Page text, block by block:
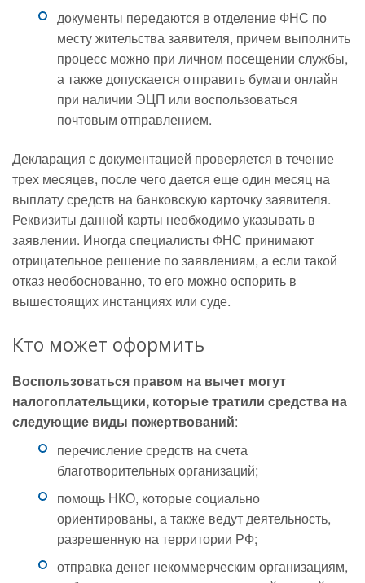
документы передаются в отделение ФНС по
месту жительства заявителя, причем выполнить
процесс можно при личном посещении службы,
а также допускается отправить бумаги онлайн
при наличии ЭЦП или воспользоваться
почтовым отправлением.
Декларация с документацией проверяется в течение
трех месяцев, после чего дается еще один месяц на
выплату средств на банковскую карточку заявителя.
Реквизиты данной карты необходимо указывать в
заявлении. Иногда специалисты ФНС принимают
отрицательное решение по заявлениям, а если такой
отказ необоснованно, то его можно оспорить в
вышестоящих инстанциях или суде.
Кто может оформить
Воспользоваться правом на вычет могут
налогоплательщики, которые тратили средства на
следующие виды пожертвований:
перечисление средств на счета
благотворительных организаций;
помощь НКО, которые социально
ориентированы, а также ведут деятельность,
разрешенную на территории РФ;
отправка денег некоммерческим организациям,